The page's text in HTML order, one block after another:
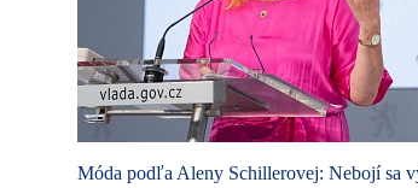
Móda podľa Aleny Schillerovej: Nebojí sa